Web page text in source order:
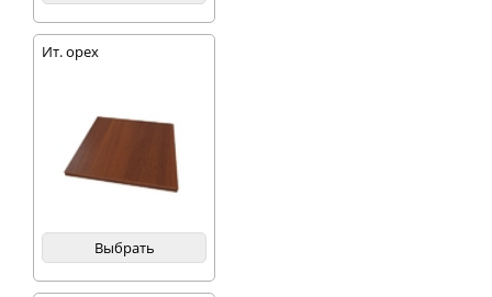
Ит. орех
Выбрать